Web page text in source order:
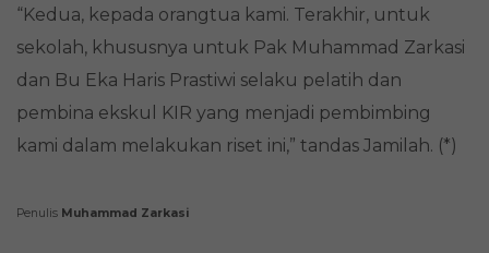
“Kedua, kepada orangtua kami. Terakhir, untuk
sekolah, khususnya untuk Pak Muhammad Zarkasi
dan Bu Eka Haris Prastiwi selaku pelatih dan
pembina ekskul KIR yang menjadi pembimbing
kami dalam melakukan riset ini,” tandas Jamilah. (*)
Penulis Muhammad Zarkasi